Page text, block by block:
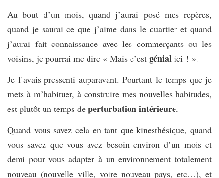
Au bout d’un mois, quand j’aurai posé mes repères,
quand je saurai ce que j’aime dans le quartier et quand
j’aurai fait connaissance avec les commerçants ou les
voisins, je pourrai me dire « Mais c’est génial ici ! ».
Je l’avais pressenti auparavant. Pourtant le temps que je
mets à m’habituer, à construire mes nouvelles habitudes,
est plutôt un temps de perturbation intérieure.
Quand vous savez cela en tant que kinesthésique, quand
vous savez que vous avez besoin environ d’un mois et
demi pour vous adapter à un environnement totalement
nouveau (nouvelle ville, voire nouveau pays, etc…), et